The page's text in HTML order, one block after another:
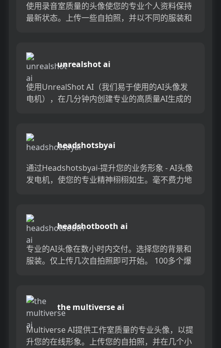
使用录音室质量的头像使您的专业个人资料保持
最新状态。上传一些自拍照，并以不同的服装和
unrealshot ai
使用UnrealShot AI（我们易于使用的AI头像发
电机），在几分钟内创建专业的高质量AI生成的
headshotsbyai
通过Headshotsbyai-提升您的业务形象 - AI头像
发电机，使您的专业精神栩栩如生。毫不费力地
headshotbooth ai
专业的AI头像在数小时内交付。选择您的背景和
服装。仅上传几次自拍照即可开始。 100多个爆
the multiverse ai
Multiverse AI提供工作室质量的专业头像，以提
升您的在线形象。上传您的自拍照，并在几个小